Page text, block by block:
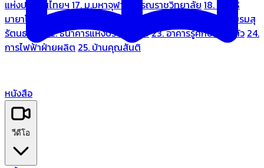
แห่งประเทศไทยฯ 17. ม.มหาจุฬาลงกรณราชวิทยาลัย 18. มูลนิธิ
มายาโคตมี
19. ariya wellness center
21. ชมรมสุ
รัตนธรรม
22. ธนาคารแห่งประเทศไทย23. อาคารรู้ศึกษารู้สึกตัว 24.
การไฟฟ้าฝ่ายผลิต 25. บ้านคุณสันติ
หนังสือ
วีดีโอ